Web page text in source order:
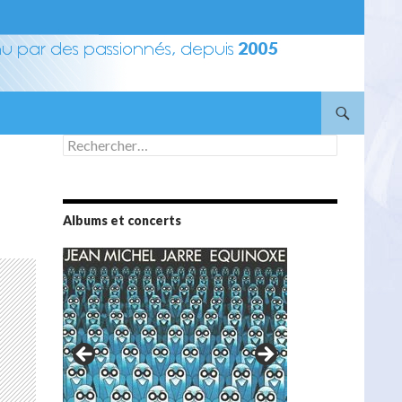
Rechercher :
Albums et concerts